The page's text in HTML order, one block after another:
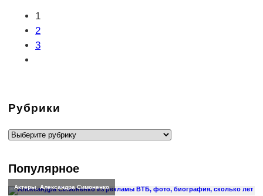
1
2
3
Рубрики
Рубрики
Популярное
Актеры,Александра Симоненко